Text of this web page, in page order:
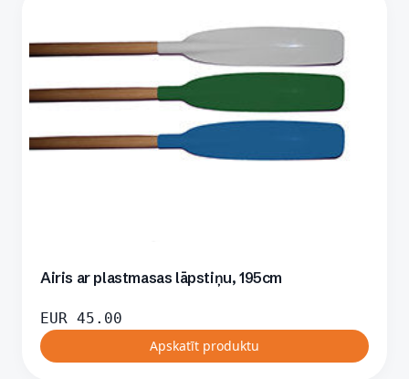
Airis ar plastmasas lāpstiņu, 195cm
EUR 45.00
Apskatīt produktu